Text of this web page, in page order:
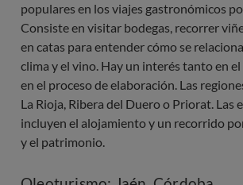
populares en los viajes gastronómicos
Consiste en visitar bodegas, recorrer
en catas para entender cómo se
clima y el vino. Hay un interés tanto en
en el proceso de elaboración. Las
La Rioja, Ribera del Duero o Priorat. Las
incluyen el alojamiento y un recorrido
y el patrimonio.